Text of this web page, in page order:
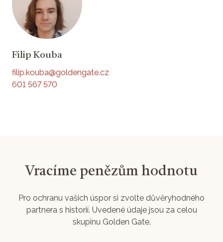
Filip Kouba
filip.kouba@goldengate.cz
601 567 570
Vracíme penězům hodnotu
Pro ochranu vašich úspor si zvolte důvěryhodného
partnera s historií. Uvedené údaje jsou za celou
skupinu Golden Gate.